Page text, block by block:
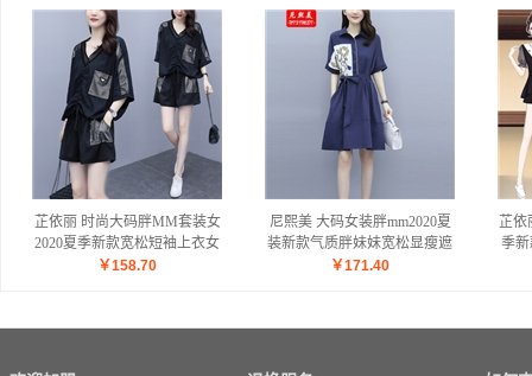
芷依丽 时尚大码胖MM套装女
2020夏季新款宽松短袖上衣女
T恤休闲阔腿短裤运动两件套
￥158.70
尼熙美 大码女装胖mm2020夏
装新款气质胖妹妹宽松显瘦遮
肚子加肥加大时尚拼接衬衫遮
￥171.40
芷依
季